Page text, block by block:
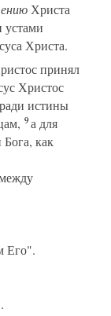
Христа
Христа.
принял
Христос
истины
9а для
как
Его".